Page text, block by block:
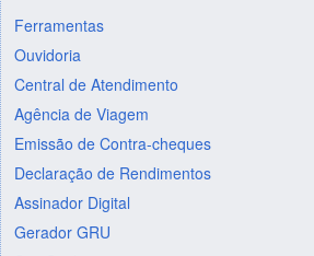
Ferramentas
Ouvidoria
Central de Atendimento
Agência de Viagem
Emissão de Contra-cheques
Declaração de Rendimentos
Assinador Digital
Gerador GRU